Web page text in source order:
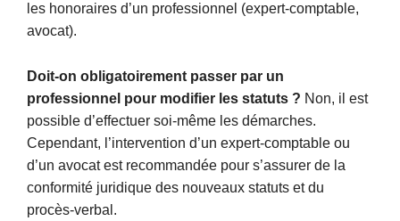
les honoraires d’un professionnel (expert-comptable,
avocat).
Doit-on obligatoirement passer par un
professionnel pour modifier les statuts ? Non, il est
possible d’effectuer soi-même les démarches.
Cependant, l’intervention d’un expert-comptable ou
d’un avocat est recommandée pour s’assurer de la
conformité juridique des nouveaux statuts et du
procès-verbal.